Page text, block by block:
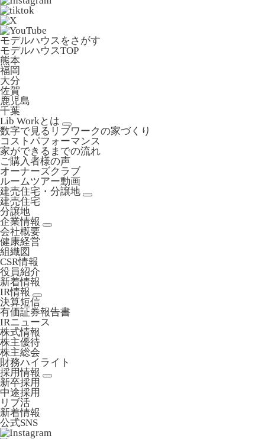
モデルハウスをさがす
モデルハウスTOP
熊本
福岡
大分
佐賀
鹿児島
千葉
Lib Workとは
数字で見るリブワークの家づくり
コストパフォーマンス
家ができるまでの流れ
ご購入者様の声
オーナーズクラブ
ルームツアー動画
建売住宅・分譲地
建売住宅
分譲地
企業情報
会社概要
健康経営
組織図
CSR情報
役員紹介
新着情報
IR情報
決算短信
有価証券報告書
IRニュース
株式情報
株主優待
株主総会
財務ハイライト
採用情報
新卒採用
中途採用
リブ活
新着情報
公式SNS